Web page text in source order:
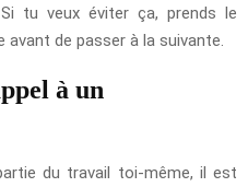
tu veux éviter ça, prends le
avant de passer à la suivante.
à un
du travail toi-même, il est